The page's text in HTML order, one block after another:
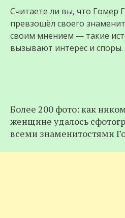
Считаете ли вы, что Гомер
превзошёл своего
своим мнением — такие
вызывают интерес и споры.
Более 200 фото: как
женщине удалось
всеми знаменитостями